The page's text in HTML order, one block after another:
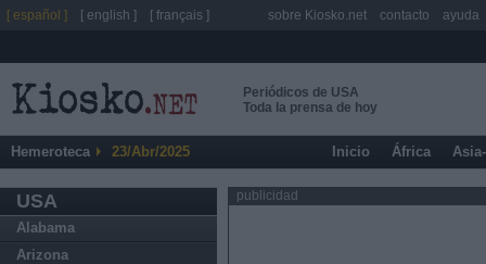
Periódicos de USA
Toda la prensa de hoy
Hemeroteca 23/Abr/2025 Inicio África
USA
Alabama
Arizona
publicidad
[ español ] [ english ] [ français ] sobre Kiosko.net contacto ayuda